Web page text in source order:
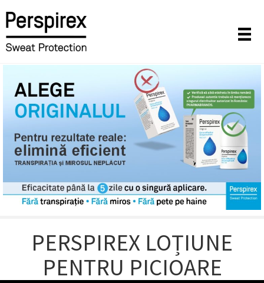
PERSPIREX LOȚIUNE
PENTRU PICIOARE